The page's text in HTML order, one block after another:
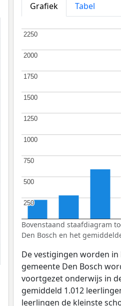
Grafiek
Tabel
250
250
500
500
750
750
1000
1000
1250
1250
1500
1500
1750
1750
2000
2000
2250
2250
Bovenstaand staafdiagram
Den Bosch en het
De vestigingen worden in
gemeente Den Bosch
voortgezet onderwijs in
gemiddeld 1.012
leerlingen de kleinste